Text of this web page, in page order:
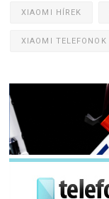
XIAOMI HÍREK
XIAOMI TELEFONOK